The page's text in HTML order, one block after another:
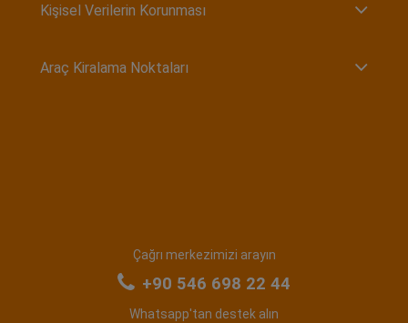
Kişisel Verilerin Korunması
Araç Kiralama Noktaları
Çağrı merkezimizi arayın
+90 546 698 22 44
Whatsapp'tan destek alın